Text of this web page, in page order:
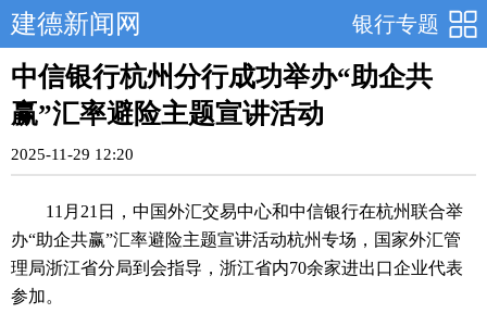
银行专题
建德新闻网
中信银行杭州分行成功举办“助企共
赢”汇率避险主题宣讲活动
2025-11-29 12:20
11月21日，中国外汇交易中心和中信银行在杭州联合举
办“助企共赢”汇率避险主题宣讲活动杭州专场，国家外汇管
理局浙江省分局到会指导，浙江省内70余家进出口企业代表
参加。